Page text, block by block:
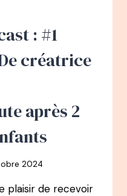
: #1
créatrice
après 2
2024
plaisir de recevoir